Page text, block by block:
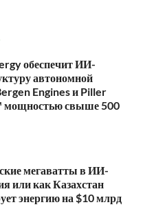
обеспечит ИИ-
автономной
Engines и Piller
мощностью свыше 500
мегаватты в ИИ-
или как Казахстан
энергию на $10 млрд